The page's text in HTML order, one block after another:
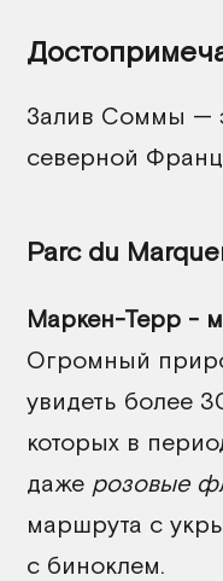
Залив Соммы —
северной
Parc du
Маркен-Терр -
Огромный
увидеть более
которых в
даже розовые
маршрута с
с биноклем.